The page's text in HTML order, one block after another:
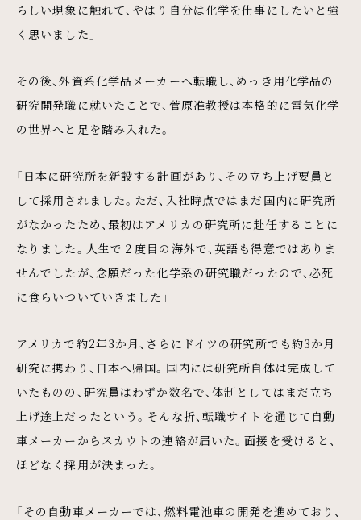
らしい現象に触れて、やはり自分は化学を仕事にしたいと強
く思いました」
その後、外資系化学品メーカーへ転職し、めっき用化学品の
研究開発職に就いたことで、菅原准教授は本格的に電気化学
の世界へと足を踏み入れた。
「日本に研究所を新設する計画があり、その立ち上げ要員と
して採用されました。ただ、入社時点ではまだ国内に研究所
がなかったため、最初はアメリカの研究所に赴任することに
なりました。人生で２度目の海外で、英語も得意ではありま
せんでしたが、念願だった化学系の研究職だったので、必死
に食らいついていきました」
アメリカで約2年3か月、さらにドイツの研究所でも約3か月
研究に携わり、日本へ帰国。国内には研究所自体は完成して
いたものの、研究員はわずか数名で、体制としてはまだ立ち
上げ途上だったという。そんな折、転職サイトを通じて自動
車メーカーからスカウトの連絡が届いた。面接を受けると、
ほどなく採用が決まった。
「その自動車メーカーでは、燃料電池車の開発を進めており、